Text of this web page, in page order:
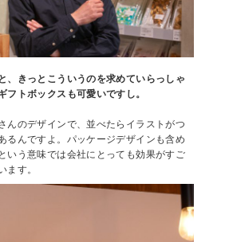
、きっとこういうのを求めていらっしゃ
フトボックスも可愛いですし。
んのデザインで、並べたらイラストがつ
るんですよ。パッケージデザインも含め
いう意味では会社にとっても効果がすご
ます。